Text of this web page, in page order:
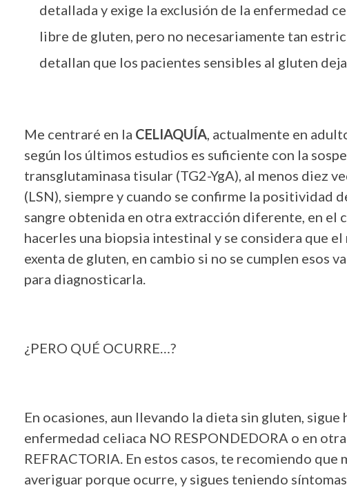
detallada y exige la exclusión de la enfermedad
libre de gluten, pero no necesariamente tan
detallan que los pacientes sensibles al gluten
Me centraré en la CELIAQUÍA , actualmente en
según los últimos estudios es suficiente con la
transglutaminasa tisular (TG2-YgA), al menos diez
(LSN), siempre y cuando se confirme la positividad
sangre obtenida en otra extracción diferente, en el
hacerles una biopsia intestinal y se considera que
exenta de gluten, en cambio si no se cumplen esos
para diagnosticarla.
¿PERO QUÉ OCURRE…?
En ocasiones, aun llevando la dieta sin gluten,
enfermedad celiaca NO RESPONDEDORA o en
REFRACTORIA. En estos casos, te recomiendo
averiguar porque ocurre, y sigues teniendo